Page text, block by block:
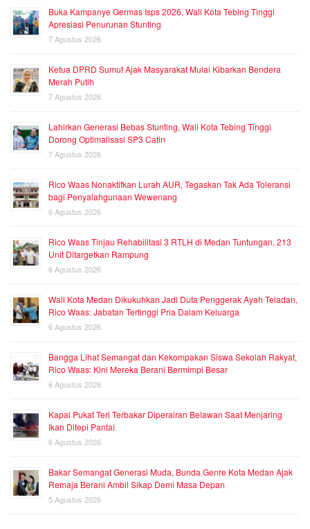
Buka Kampanye Germas Isps 2026, Wali Kota Tebing Tinggi
Apresiasi Penurunan Stunting
7 Agustus 2026
Ketua DPRD Sumut Ajak Masyarakat Mulai Kibarkan Bendera
Merah Putih
7 Agustus 2026
Lahirkan Generasi Bebas Stunting, Wali Kota Tebing Tinggi
Dorong Optimalisasi SP3 Catin
7 Agustus 2026
Rico Waas Nonaktifkan Lurah AUR, Tegaskan Tak Ada Toleransi
bagi Penyalahgunaan Wewenang
6 Agustus 2026
Rico Waas Tinjau Rehabilitasi 3 RTLH di Medan Tuntungan, 213
Unit Ditargetkan Rampung
6 Agustus 2026
Wali Kota Medan Dikukuhkan Jadi Duta Penggerak Ayah Teladan,
Rico Waas: Jabatan Tertinggi Pria Dalam Keluarga
6 Agustus 2026
Bangga Lihat Semangat dan Kekompakan Siswa Sekolah Rakyat,
Rico Waas: Kini Mereka Berani Bermimpi Besar
6 Agustus 2026
Kapal Pukat Teri Terbakar Diperairan Belawan Saat Menjaring
Ikan Ditepi Pantai
6 Agustus 2026
Bakar Semangat Generasi Muda, Bunda Genre Kota Medan Ajak
Remaja Berani Ambil Sikap Demi Masa Depan
5 Agustus 2026